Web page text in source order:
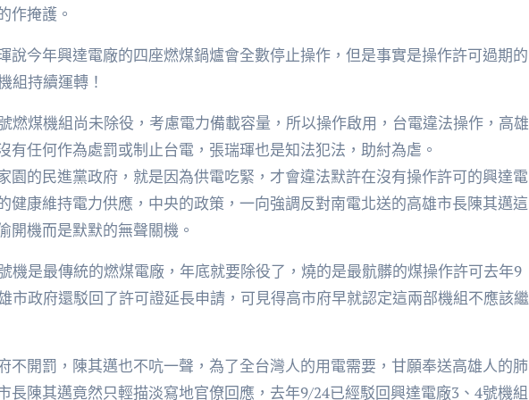
作掩護。
說今年興達電廠的四座燃煤鍋爐會全數停止操作，但是事實是操作許可過期的
組持續運轉！
燃煤機組尚未除役，考慮電力備載容量，所以操作啟用，台電違法操作，高雄
有任何作為處罰或制止台電，張瑞琿也是知法犯法，助紂為虐。
園的民進黨政府，就是因為供電吃緊，才會違法默許在沒有操作許可的興達電
健康維持電力供應，中央的政策，一向強調反對南電北送的高雄市長陳其邁這
開機而是默默的無聲關機。
機是最傳統的燃煤電廠，年底就要除役了，燒的是最骯髒的煤操作許可去年9
市政府還駁回了許可證延長申請，可見得高市府早就認定這兩部機組不應該繼
不開罰，陳其邁也不吭一聲，為了全台灣人的用電需要，甘願奉送高雄人的肺
長陳其邁竟然只輕描淡寫地官僚回應，去年9/24已經駁回興達電廠3、4號機組